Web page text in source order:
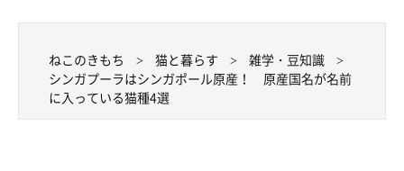
ねこのきもち 猫と暮らす
雑学・豆知識
シンガプーラはシンガポール原産！ 原産国名が名前
に入っている猫種4選